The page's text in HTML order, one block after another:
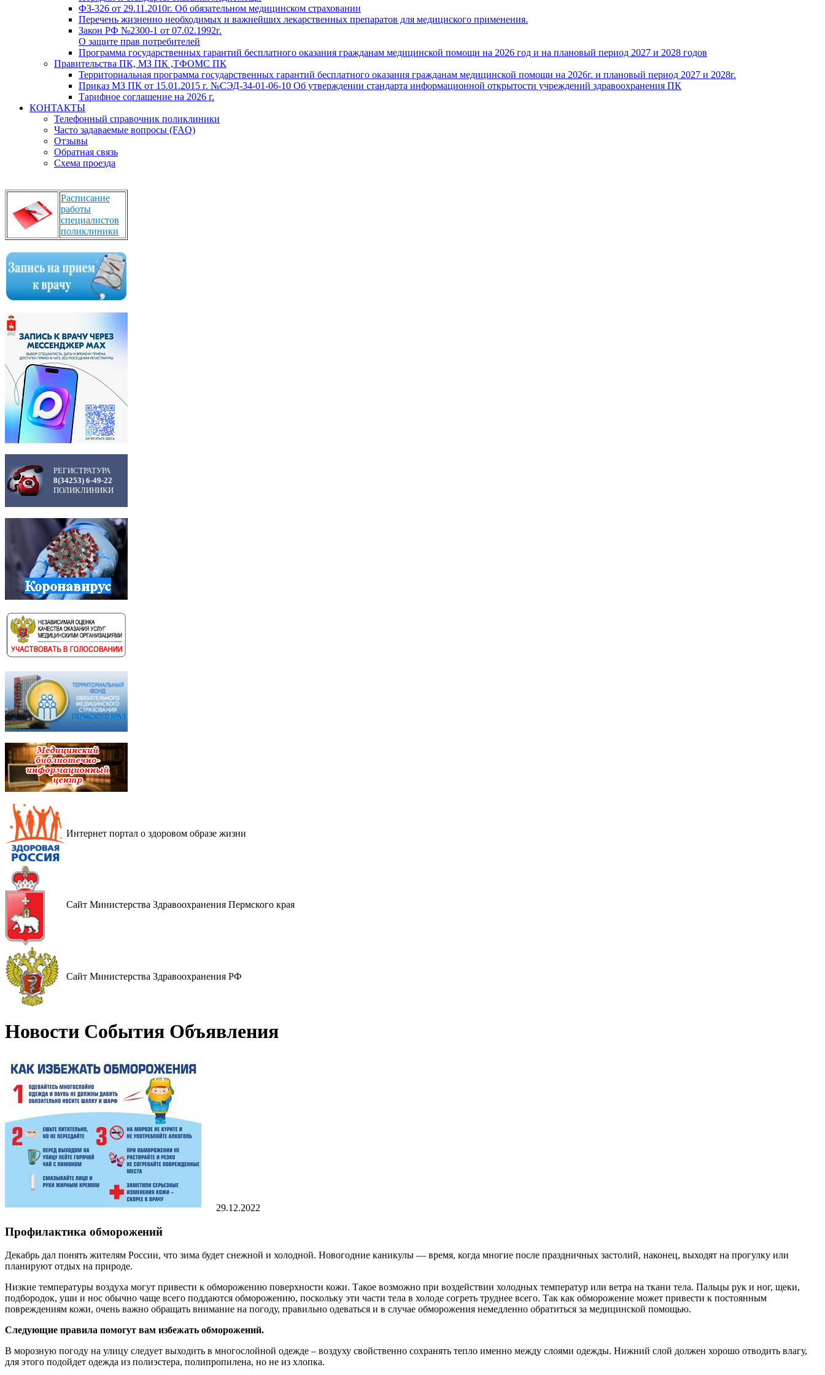
ФЗ-326 от 29.11.2010г. Об обязательном медицинском страховании
Перечень жизненно необходимых и важнейших лекарственных препаратов для медициского применения.
Закон РФ №2300-1 от 07.02.1992г.
О защите прав потребителей
Программа государственных гарантий бесплатного оказания гражданам медицинской помощи на 2026 год и на плановый период 2027 и 2028 годов
Правительства ПК, МЗ ПК ,ТФОМС ПК
Территориальная программа государственных гарантий бесплатного оказания гражданам медицинской помощи на 2026г. и плановый период 2027 и 2028г.
Приказ МЗ ПК от 15.01.2015 г. №СЭД-34-01-06-10 Об утверждении стандарта информационной открытости учреждений здравоохранения ПК
Тарифное соглашение на 2026 г.
КОНТАКТЫ
Телефонный справочник поликлиники
Часто задаваемые вопросы (FAQ)
Отзывы
Обратная связь
Схема проезда
Расписание
работы
специалистов
поликлиники
РЕГИСТРАТУРА
8(34253) 6-49-22
ПОЛИКЛИНИКИ
Интернет портал о здоровом образе жизни
Cайт Министерства Здравоохранения Пермского края
Cайт Министерства Здравоохранения РФ
Новости События Объявления
29.12.2022
Профилактика обморожений
Декабрь дал понять жителям России, что зима будет снежной и холодной. Новогодние каникулы — время, когда многие после праздничных застолий, наконец, выходят на прогулку или
планируют отдых на природе.
Низкие температуры воздуха могут привести к обморожению поверхности кожи. Такое возможно при воздействии холодных температур или ветра на ткани тела. Пальцы рук и ног, щеки,
подбородок, уши и нос обычно чаще всего поддаются обморожению, поскольку эти части тела в холоде согреть труднее всего. Так как обморожение может привести к постоянным
повреждениям кожи, очень важно обращать внимание на погоду, правильно одеваться и в случае обморожения немедленно обратиться за медицинской помощью.
Следующие правила помогут вам избежать обморожений.
В морозную погоду на улицу следует выходить в многослойной одежде – воздуху свойственно сохранять тепло именно между слоями одежды. Нижний слой должен хорошо отводить влагу,
для этого подойдет одежда из полиэстера, полипропилена, но не из хлопка.